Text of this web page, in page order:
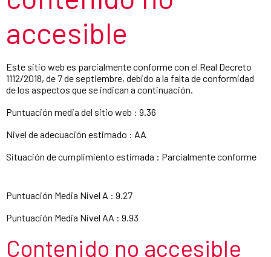
accesible
Este sitio web es parcialmente conforme con el Real Decreto
1112/2018, de 7 de septiembre, debido a la falta de conformidad
de los aspectos que se indican a continuación.
Puntuación media del sitio web : 9.36
Nivel de adecuación estimado : AA
Situación de cumplimiento estimada : Parcialmente conforme
Puntuación Media Nivel A : 9.27
Puntuación Media Nivel AA : 9.93
Contenido no accesible